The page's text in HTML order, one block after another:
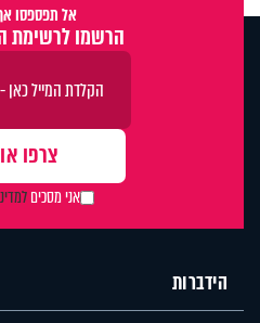
אל תפספסו
הרשמו לרשימת
אני מסכים
הידברות